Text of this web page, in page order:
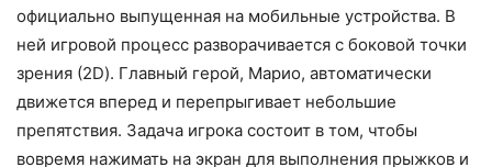
официально выпущенная на мобильные устройства. В
ней игровой процесс разворачивается с боковой точки
зрения (2D). Главный герой, Марио, автоматически
движется вперед и перепрыгивает небольшие
препятствия. Задача игрока состоит в том, чтобы
вовремя нажимать на экран для выполнения прыжков и